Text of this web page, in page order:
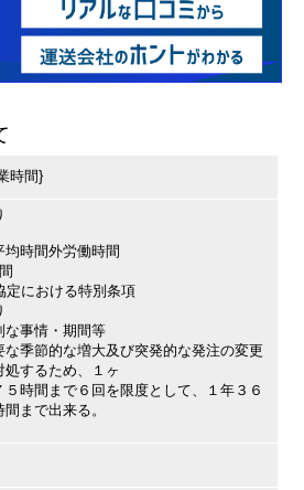
時間}
均時間外労働時間
定における特別条項
な事情・期間等
な季節的な増大及び突発的な発注の変更
処するため、１ヶ
５時間まで６回を限度として、１年３６
間まで出来る。